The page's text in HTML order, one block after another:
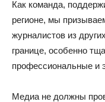
Как команда,
регионе, мы
журналистов из
границе, особенно
профессиональные и
Медиа не должны